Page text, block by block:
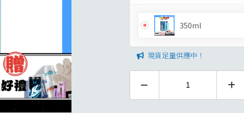
350ml
現貨足量供應中！